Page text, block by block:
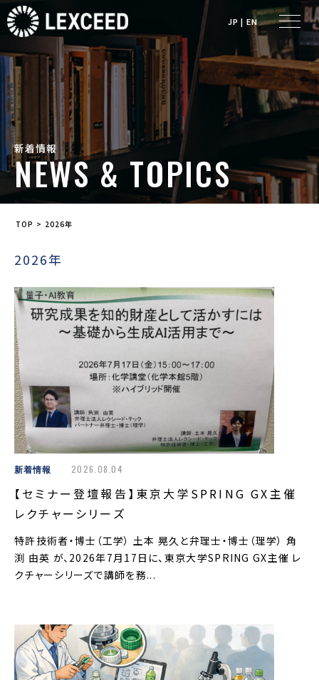
JP | EN
新着情報
NEWS & TOPICS
TOP > 2026年
2026年
新着情報 2026.08.04
【セミナー登壇報告】東京大学SPRING GX主催
レクチャーシリーズ
特許技術者・博士（工学） 土本 晃久と弁理士・博士（理学） 角
渕 由英 が、2026年7月17日に、東京大学SPRING GX主催 レ
クチャーシリーズで講師を務...